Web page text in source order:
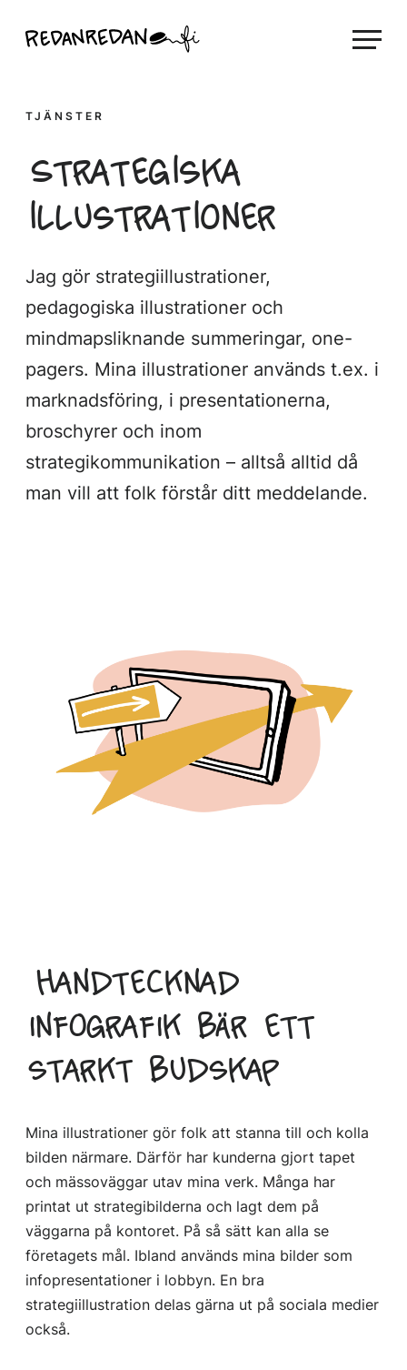
Linda Saukko-Rauta, Redanredan Oy
piirrosvideoita
TJÄNSTER
Strategiska
illustrationer
Jag gör strategiillustrationer,
pedagogiska illustrationer och
mindmapsliknande summeringar, one-
pagers. Mina illustrationer används t.ex. i
marknadsföring, i presentationerna,
broschyrer och inom
strategikommunikation – alltså alltid då
man vill att folk förstår ditt meddelande.
Handtecknad
infografik bär ett
starkt budskap
Mina illustrationer gör folk att stanna till och kolla
bilden närmare. Därför har kunderna gjort tapet
och mässoväggar utav mina verk. Många har
printat ut strategibilderna och lagt dem på
väggarna på kontoret. På så sätt kan alla se
företagets mål. Ibland används mina bilder som
infopresentationer i lobbyn. En bra
strategiillustration delas gärna ut på sociala medier
också.